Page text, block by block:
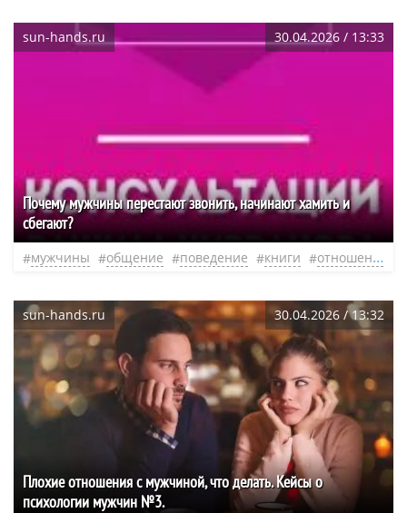
sun-hands.ru 30.04.2026 / 13:33
Почему мужчины перестают звонить, начинают хамить и
сбегают?
мужчины общение поведение книги отношения
sun-hands.ru 30.04.2026 / 13:32
Плохие отношения с мужчиной, что делать. Кейсы о
психологии мужчин №3.